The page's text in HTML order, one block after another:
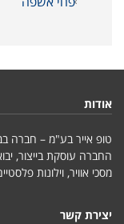
אודות
החברה עוסקת בייצור,
מסכי אוויר, וילונות
יצירת קשר